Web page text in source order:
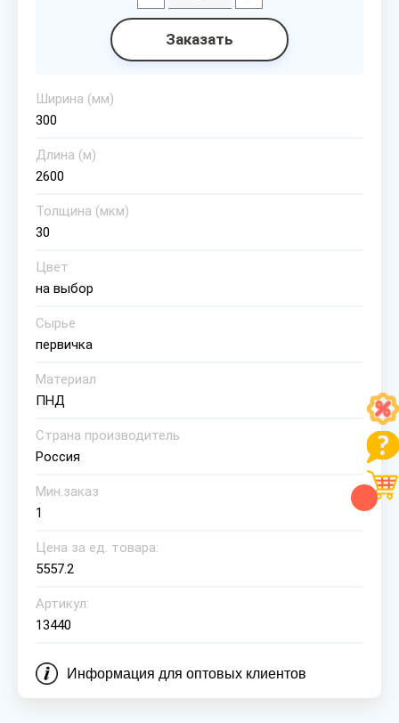
Заказать
Ширина (мм)
300
Длина (м)
2600
Толщина (мкм)
30
Цвет
на выбор
Сырье
первичка
Материал
ПНД
Страна производитель
Россия
Мин.заказ
1
Цена за ед. товара:
5557.2
Артикул:
13440
Информация для оптовых клиентов